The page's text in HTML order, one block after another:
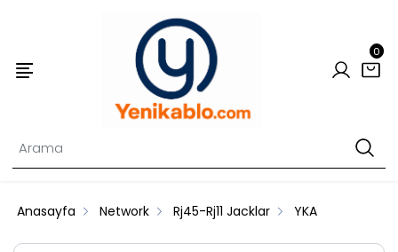
0
Anasayfa Network Rj45-Rj11 Jacklar YKA